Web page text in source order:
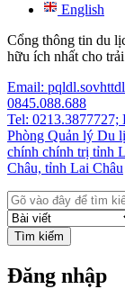
English
Cổng thông tin du
hữu ích nhất cho
Email:
0845.088.688
Tel: 0213.3877727;
Phòng Quản lý Du
chính chính trị tỉnh
Châu, tỉnh Lai Châu
Tìm kiếm
Đăng nhập